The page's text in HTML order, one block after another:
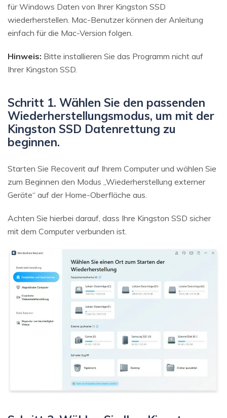
für Windows Daten von Ihrer Kingston SSD
wiederherstellen. Mac-Benutzer können der Anleitung
einfach für die Mac-Version folgen.
Hinweis: Bitte installieren Sie das Programm nicht auf
Ihrer Kingston SSD.
Schritt 1. Wählen Sie den passenden
Wiederherstellungsmodus, um mit der
Kingston SSD Datenrettung zu
beginnen.
Starten Sie Recoverit auf Ihrem Computer und wählen Sie
zum Beginnen den Modus „Wiederherstellung externer
Geräte“ auf der Home-Oberfläche aus.
Achten Sie hierbei darauf, dass Ihre Kingston SSD sicher
mit dem Computer verbunden ist.